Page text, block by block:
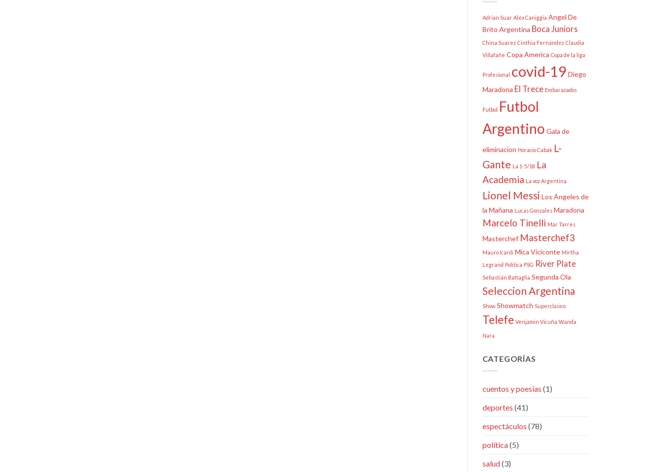
Adrian Suar Alex Caniggia Angel De
Brito Argentina Boca Juniors
China Suarez Cinthia Fernández Claudia
Villafañe Copa America Copa de la liga
Profesional covid-19 Diego
Maradona El Trece Embarazados
Futbol
Futbol
Argentino Gala de
eliminacion Horacio Cabak L-
Gante La 1-5/18 La
Academia La voz Argentina
Lionel Messi Los Ángeles de
la Mañana Lucas Gonzales Maradona
Marcelo Tinelli Mar Tarres
Masterchef Masterchef3
Mauro Icardi Mica Viciconte Mirtha
Legrand Politica PSG River Plate
Sebastián Battaglia Segunda Ola
Seleccion Argentina
Show Showmatch Superclasico
Telefe Venjamin Vicuña Wanda
Nara
CATEGORÍAS
cuentos y poesías (1)
deportes (41)
espectáculos (78)
política(5)
salud(3)